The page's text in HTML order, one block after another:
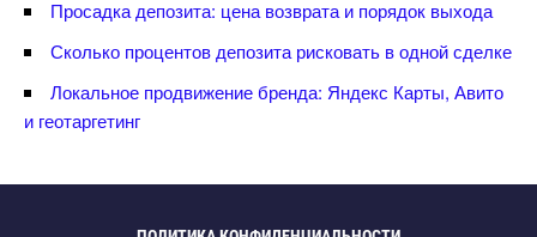
Просадка депозита: цена возврата и порядок выхода
Сколько процентов депозита рисковать в одной сделке
Локальное продвижение бренда: Яндекс Карты, Авито
и геотаргетин